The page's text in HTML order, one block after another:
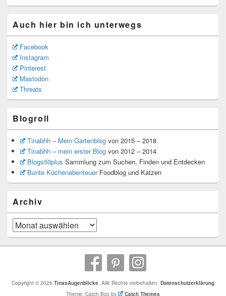
Auch hier bin ich unterwegs
Facebook
Instagram
Pinterest
Mastodon
Threats
Blogroll
Tinabhh – Mein Gartenblogvon 2015 – 2018
Tinabhh – mein erster Blogvon 2012 – 2014
Blogs50plus Sammlung zum Suchen, Finden und Entdecken
Bunte KüchenabenteuerFoodblog und Katzen
Archiv
Archiv
Copyright © 2026 TinasAugenblicke. Alle Rechte vorbehalten. Datenschutzerklärung
Theme: Catch Box by
Catch Themes